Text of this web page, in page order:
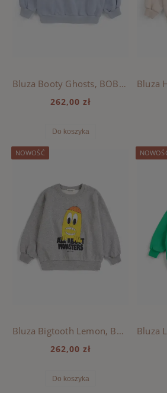
Bluza Booty Ghosts, BOBO CHOSES - LIGHT BLUE
262,00 zł
Do koszyka
Bluza Bigtooth Lemon, BOBO CHOSES - LIGHT HEATHER GREY
262,00 zł
Do koszyka
NOWOŚĆ